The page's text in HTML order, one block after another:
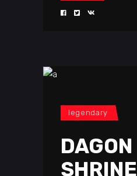
legendary
DAGON
SHRINE